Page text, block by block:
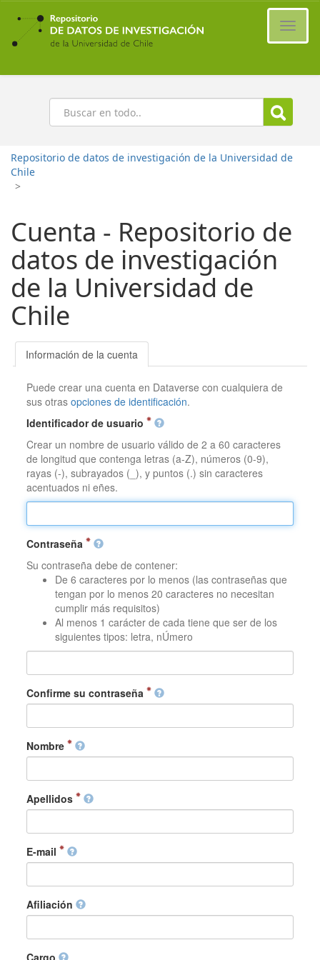
Ir
contenido
principal
Buscar
Repositorio de datos de investigación de la Universidad de
Chile
>
Cuenta - Repositorio de
datos de investigación
de la Universidad de
Chile
Información de la cuenta
Puede crear una cuenta en Dataverse con cualquiera de
sus otrasopciones de identificación.
Identificador de usuario
Crear un nombre de usuario válido de 2 a 60 caracteres
de longitud que contenga letras (a-Z), números (0-9),
rayas (-), subrayados (_), y puntos (.) sin caracteres
acentuados ni eñes.
Contraseña
Su contraseña debe de contener:
De 6 caracteres por lo menos (las contraseñas que
tengan por lo menos 20 caracteres no necesitan
cumplir más requisitos)
Al menos 1 carácter de cada tiene que ser de los
siguientes tipos: letra, nÚmero
Confirme su contraseña
Nombre
Apellidos
E-mail
Afiliación
Cargo